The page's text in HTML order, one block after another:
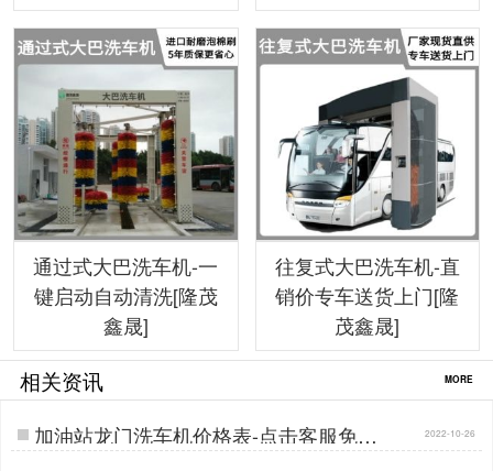
通过式大巴洗车机-一
键启动自动清洗[隆茂
鑫晟]
往复式大巴洗车机-直
销价专车送货上门[隆
茂鑫晟]
相关资讯 MORE
加油站龙门洗车机价格表-点击客服免费
发给您[隆茂鑫晟]…
2022-10-26